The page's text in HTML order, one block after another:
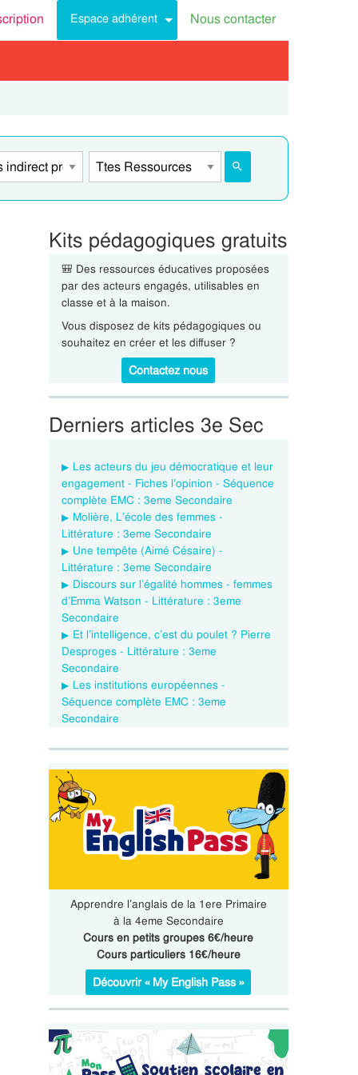
Espace adhérent Nous contacter
Kits pédagogiques gratuits
🎒 Des ressources éducatives proposées
par des acteurs engagés, utilisables en
classe et à la maison.
Vous disposez de kits pédagogiques ou
souhaitez en créer et les diffuser ?
Contactez nous
Derniers articles 3e Sec
Les acteurs du jeu démocratique et leur
engagement - Fiches l’opinion - Séquence
complète EMC : 3eme Secondaire
Molière, L’école des femmes -
Littérature : 3eme Secondaire
Une tempête (Aimé Césaire) -
Littérature : 3eme Secondaire
Discours sur l’égalité hommes - femmes
d’Emma Watson - Littérature : 3eme
Secondaire
Et l’intelligence, c’est du poulet ? Pierre
Desproges - Littérature : 3eme
Secondaire
Les institutions européennes -
Séquence complète EMC : 3eme
Secondaire
Apprendre l’anglais de la 1ere Primaire
à la 4eme Secondaire
Cours en petits groupes 6€/heure
Cours particuliers 16€/heure
Découvrir « My English Pass »